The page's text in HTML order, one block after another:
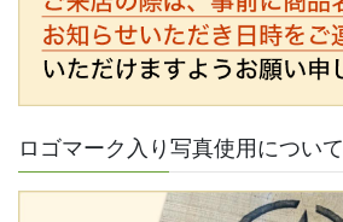
ロゴマーク入り写真使用について